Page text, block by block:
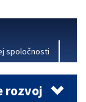
spoločnosti
rozvoj